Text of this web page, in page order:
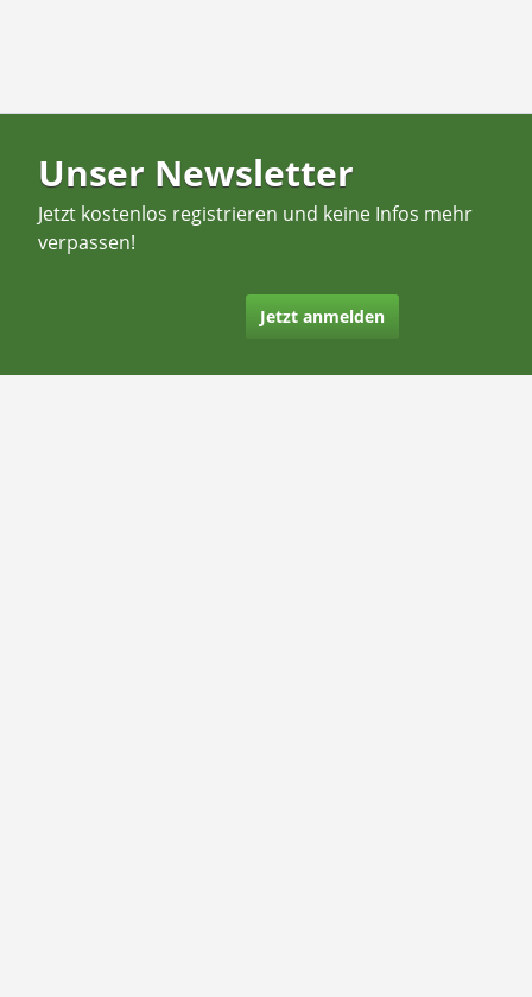
Unser Newsletter
Jetzt kostenlos registrieren und keine Infos mehr
verpassen!
Jetzt anmelden